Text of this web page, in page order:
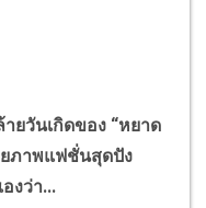
วันเกิดของ “หยาด
ยภาพแฟชั่นสุดปัง
งว่า...